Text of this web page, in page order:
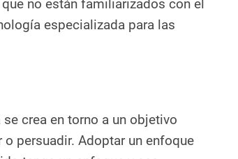
no están familiarizados con el
especializada para las
crea en torno a un objetivo
persuadir. Adoptar un enfoque